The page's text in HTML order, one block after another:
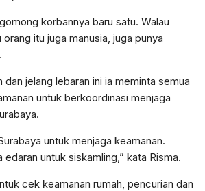
korbannya baru satu. Walau
itu juga manusia, juga punya
dan jelang lebaran ini ia meminta semua
untuk berkoordinasi menjaga
untuk menjaga keamanan.
edaran untuk siskamling,” kata Risma.
cek keamanan rumah, pencurian dan